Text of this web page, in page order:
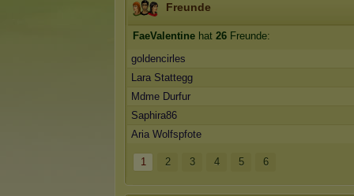
Freunde
FaeValentine hat 26 Freunde:
goldencirles
Lara Stattegg
Mdme Durfur
Saphira86
Aria Wolfspfote
1 2 3 4 5 6